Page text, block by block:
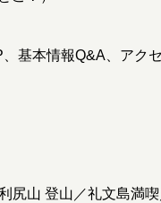
基本情報Q&A、アクセ
尻山 登山／礼文島満喫